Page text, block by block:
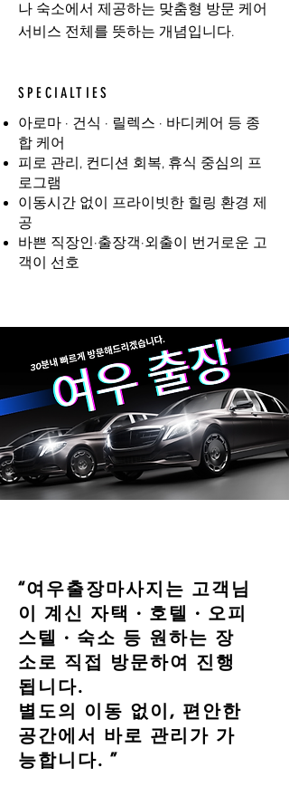
나 숙소에서 제공하는 맞춤형 방문 케어
서비스 전체를 뜻하는 개념입니다.
SPECIALTIES
아로마 · 건식 · 릴렉스 · 바디케어 등 종
합 케어
피로 관리, 컨디션 회복, 휴식 중심의 프
로그램
이동시간 없이 프라이빗한 힐링 환경 제
공
바쁜 직장인·출장객·외출이 번거로운 고
객이 선호
“여우출장마사지는 고객님
이 계신 자택 · 호텔 · 오피
스텔 · 숙소 등 원하는 장
소로 직접 방문하여 진행
됩니다.
별도의 이동 없이, 편안한
공간에서 바로 관리가 가
능합니다. ”